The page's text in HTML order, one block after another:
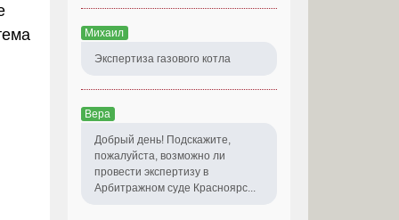
Михаил
Экспертиза газового котла
Вера
Добрый день! Подскажите,
пожалуйста, возможно ли
провести экспертизу в
Арбитражном суде Красноярс...